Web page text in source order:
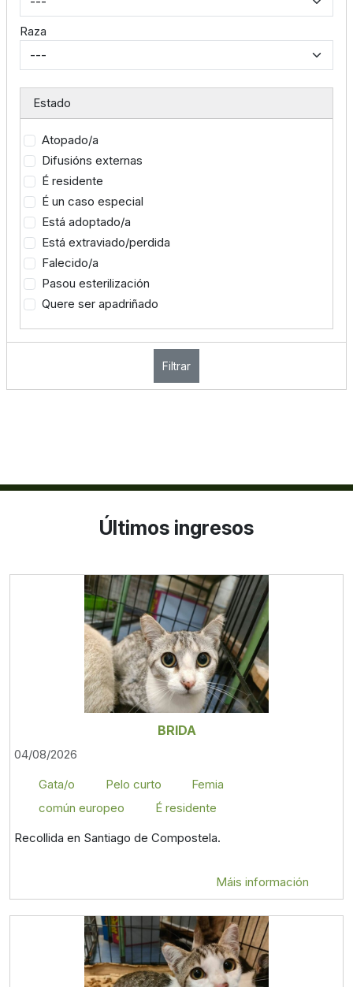
Raza
Estado
Atopado/a
Difusións externas
É residente
É un caso especial
Está adoptado/a
Está extraviado/perdida
Falecido/a
Pasou esterilización
Quere ser apadriñado
Filtrar
Últimos ingresos
BRIDA
04/08/2026
Gata/o
Pelo curto
Femia
común europeo
É residente
Recollida en Santiago de Compostela.
Máis información